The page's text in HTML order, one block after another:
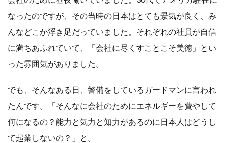
なったのですが、その当時の日本はとても景気が良く、み
んなどこか浮き足だっていました。それぞれの社員が自信
に満ちあふれていて、「会社に尽くすことこそ美徳」とい
った雰囲気がありました。
でも、そんなある日、警備をしているガードマンに言われ
たんです。「そんなに会社のためにエネルギーを費やして
何になるの？能力と気力と知力があるのに日本人はどうし
て起業しないの？」と。